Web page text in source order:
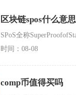
区块链spos什么意思
时间：08-08
comp币值得买吗